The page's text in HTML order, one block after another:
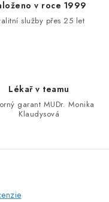
v roce 1999
služby přes 25 let
Lékař v teamu
garant MUDr. Monika
Klaudysová